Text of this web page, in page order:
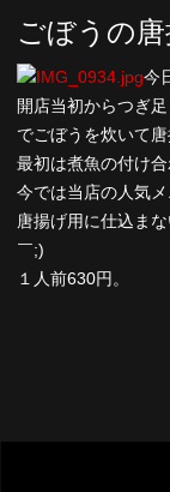
ごぼうの
今
開店当初からつぎ
でごぼうを炊いて
最初は煮魚の付け
今では当店の人気
唐揚げ用に仕込ま
￣;)
１人前630円。